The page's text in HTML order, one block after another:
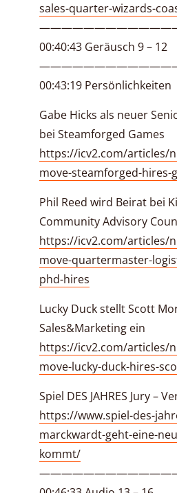
sales-quarter-wizards-
00:40:43 Geräusch 9 – 12
00:43:19 Persönlichkeiten
Gabe Hicks als neuer
bei Steamforged Games
https://icv2.com/articles/
move-steamforged-hires-
Phil Reed wird Beirat bei
Community Advisory
https://icv2.com/articles/
move-quartermaster-
phd-hires
Lucky Duck stellt Scott
Sales&Marketing ein
https://icv2.com/articles/
move-lucky-duck-hires-
Spiel DES JAHRES Jury –
https://www.spiel-des-
marckwardt-geht-eine-
kommt/